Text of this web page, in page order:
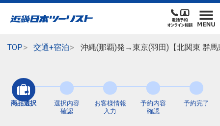
TOP 交通+宿泊 沖縄(那覇)発→東京(羽田)【北関東 群
商品選択
選択内容
確認
お客様情報
入力
予約内容
確認
予約完了